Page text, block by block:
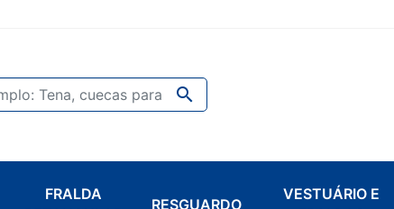

FRALDA
RESGUARDO
VESTUÁRIO E